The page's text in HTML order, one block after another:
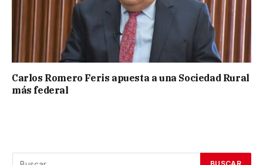
Carlos Romero Feris apuesta a una Sociedad Rural
más federal